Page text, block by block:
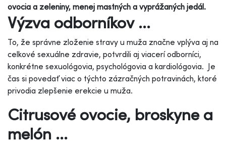
ovocia a zeleniny, menej mastných a vyprážaných jedál.
Výzva odborníkov ...
To, že správne zloženie stravy u muža značne vplýva aj na
celkové sexuálne zdravie, potvrdili aj viacerí odborníci,
konkrétne sexuológovia, psychológovia a kardiológovia. Je
čas si povedať viac o týchto zázračných potravinách, ktoré
privodia zlepšenie erekcie u muža.
Citrusové ovocie, broskyne a
melón ...